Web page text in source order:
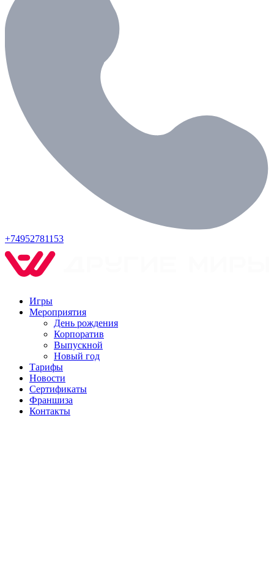
+74952781153
Игры
Мероприятия
День рождения
Корпоратив
Выпускной
Новый год
Тарифы
Новости
Сертификаты
Франшиза
Контакты